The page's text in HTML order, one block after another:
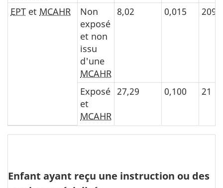
EPT et MCAHR
Non
exposé
et non
issu
d'une
MCAHR
8,02 0,015 209
Exposé
et
MCAHR
27,29 0,100 21
Enfant ayant reçu une instruction ou des